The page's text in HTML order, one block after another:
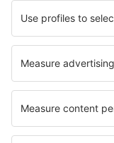
Cazare în Martignacco
Cazare în Sutton
Cele mai bune locuri
Cazare în Gotland